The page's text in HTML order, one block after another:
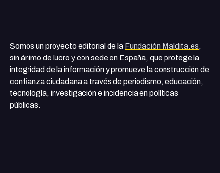
Somos un proyecto editorial de la Fundación Maldita.es,
sin ánimo de lucro y con sede en España, que protege la
integridad de la información y promueve la construcción de
confianza ciudadana a través de periodismo, educación,
tecnología, investigación e incidencia en políticas
públicas.